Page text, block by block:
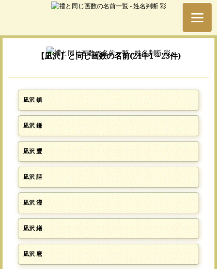
【凪沢】と同じ画数の名前(24中1～23件)
凪沢 鎮
凪沢 鎌
凪沢 豐
凪沢 謳
凪沢 瀅
凪沢 繕
凪沢 麿